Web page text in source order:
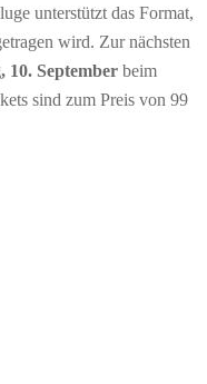
unterstützt das Format,
wird. Zur nächsten
10. September beim
sind zum Preis von 99